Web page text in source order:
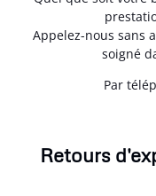
Appelez-nous sans
soigné
Par
Retours